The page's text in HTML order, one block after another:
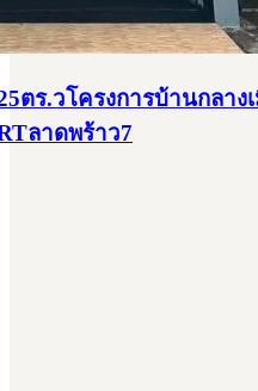
ตร.วโครงการบ้านกลาง
ลาดพร้าว7